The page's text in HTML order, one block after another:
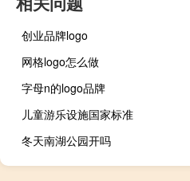
创业品牌logo
网格logo怎么做
字母n的logo品牌
儿童游乐设施国家标准
冬天南湖公园开吗